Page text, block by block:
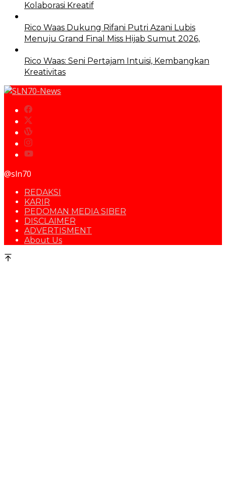
Kolaborasi Kreatif
Rico Waas Dukung Rifani Putri Azani Lubis
Menuju Grand Final Miss Hijab Sumut 2026,
Rico Waas: Seni Pertajam Intuisi, Kembangkan
Kreativitas
@sln70
REDAKSI
KARIR
PEDOMAN MEDIA SIBER
DISCLAIMER
ADVERTISMENT
About Us